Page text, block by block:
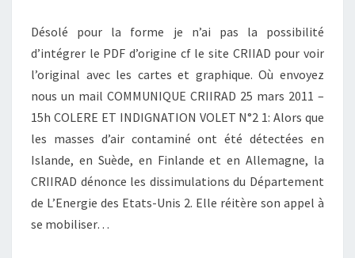
2
Désolé pour la forme je n’ai pas la possibilité
d’intégrer le PDF d’origine cf le site CRIIAD pour voir
l’original avec les cartes et graphique. Où envoyez
nous un mail COMMUNIQUE CRIIRAD 25 mars 2011 –
15h COLERE ET INDIGNATION VOLET N°2 1: Alors que
les masses d’air contaminé ont été détectées en
Islande, en Suède, en Finlande et en Allemagne, la
CRIIRAD dénonce les dissimulations du Département
de L’Energie des Etats-Unis 2. Elle réitère son appel à
se mobiliser…